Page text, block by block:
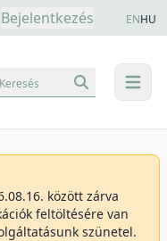
Bejelentkezés ENHU
menu
Keresés
között zárva
feltöltésére van
szünetel.